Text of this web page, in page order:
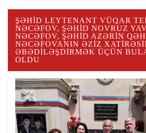
ŞƏHID LEYTENANT VÜQAR
NƏCƏFOV, ŞƏHID NOVRUZ
NƏCƏFOV, ŞƏHID AZƏRIN
NƏCƏFOVANIN ƏZIZ
ƏBƏDILƏŞDIRMƏK ÜÇÜN
OLDU